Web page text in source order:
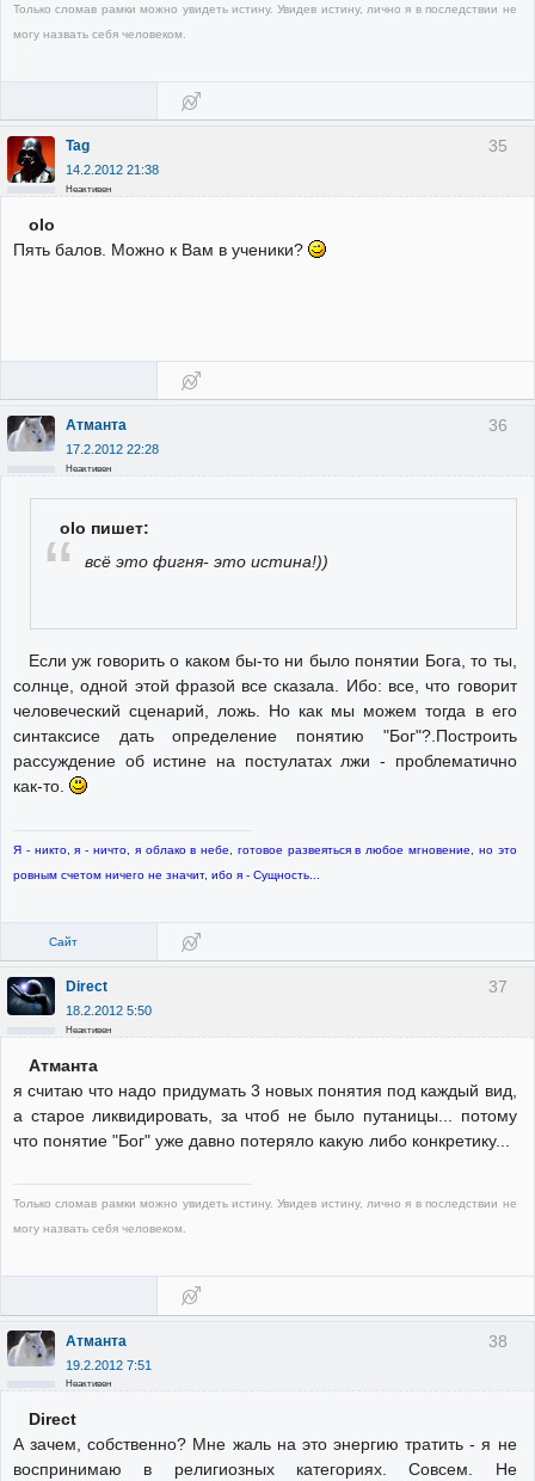
Только сломав рамки можно увидеть истину. Увидев истину, лично я в последствии не
могу назвать себя человеком.
35
Tag
14.2.2012 21:38
Неактивен
olo
Пять балов. Можно к Вам в ученики?
36
Атманта
17.2.2012 22:28
Неактивен
olo пишет:
всё это фигня- это истина!))
Если уж говорить о каком бы-то ни было понятии Бога, то ты,
солнце, одной этой фразой все сказала. Ибо: все, что говорит
человеческий сценарий, ложь. Но как мы можем тогда в его
синтаксисе дать определение понятию "Бог"?.Построить
рассуждение об истине на постулатах лжи - проблематично
как-то.
Я - никто, я - ничто, я облако в небе, готовое развеяться в любое мгновение, но это
ровным счетом ничего не значит, ибо я - Сущность...
Сайт
37
Direct
18.2.2012 5:50
Неактивен
Атманта
я считаю что надо придумать 3 новых понятия под каждый вид,
а старое ликвидировать, за чтоб не было путаницы... потому
что понятие "Бог" уже давно потеряло какую либо конкретику...
Только сломав рамки можно увидеть истину. Увидев истину, лично я в последствии не
могу назвать себя человеком.
38
Атманта
19.2.2012 7:51
Неактивен
Direct
А зачем, собственно? Мне жаль на это энергию тратить - я не
воспринимаю в религиозных категориях. Совсем. Не